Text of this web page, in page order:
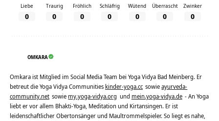
Liebe
0
Traurig
0
Fröhlich
0
Schläfrig
0
Wütend
0
Überrascht
0
Zwinker
0
OMKARA
Omkara ist Mitglied im Social Media Team bei Yoga Vidya Bad Meinberg. Er
betreut die Yoga Vidya Communities kinder-yoga.cc sowieayurveda-
community.net sowie my.yoga-vidya.org und mein.yoga-vidya.de - An Yoga
liebt er vor allem Bhakti-Yoga, Meditation und Kirtansingen. Er ist
leidenschaftlicher Obertonsänger und Maultrommelspieler. So liegt es nahe,